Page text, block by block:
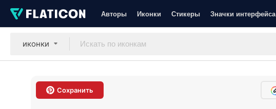
Авторы Иконки Стикеры Значки интерфейса
иконки
Сохранить